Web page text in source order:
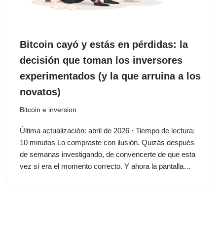
Bitcoin cayó y estás en pérdidas: la
decisión que toman los inversores
experimentados (y la que arruina a los
novatos)
Bitcoin e inversion
Última actualización: abril de 2026 · Tiempo de lectura:
10 minutos Lo compraste con ilusión. Quizás después
de semanas investigando, de convencerte de que esta
vez sí era el momento correcto. Y ahora la pantalla…